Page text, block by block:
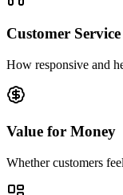
Customer Service
How responsive and
Value for Money
Whether customers